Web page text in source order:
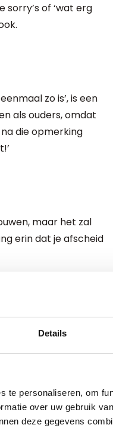
Details
te personaliseren, om
over uw gebruik
deze gegevens
sorry’s of ‘wat erg
zo is’, is een
als ouders, omdat
na die opmerking
maar het zal
erin dat je afscheid
niet: ‘Als je dacht
veel meer